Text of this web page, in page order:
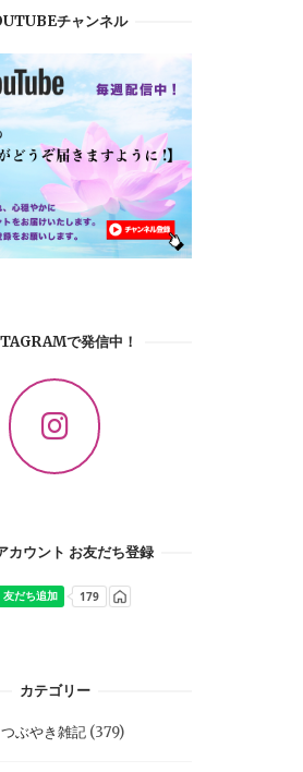
チャンネル
で発信中！
カウント お友だち登録
カテゴリー
ぶやき雑記 (379)